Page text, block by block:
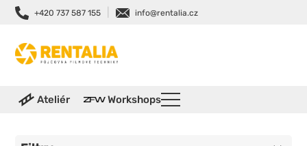
+420 737 587 155 info@rentalia.cz
Ateliér Workshops